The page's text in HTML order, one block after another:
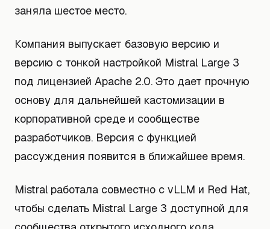
заняла шестое место.
Компания выпускает базовую версию и
версию с тонкой настройкой Mistral Large 3
под лицензией Apache 2.0. Это дает прочную
основу для дальнейшей кастомизации в
корпоративной среде и сообществе
разработчиков. Версия с функцией
рассуждения появится в ближайшее время.
Mistral работала совместно с vLLM и Red Hat,
чтобы сделать Mistral Large 3 доступной для